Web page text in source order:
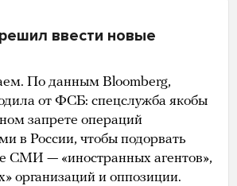
ввести новые
По данным Bloomberg,
от ФСБ: спецслужба якобы
запрете операций
в России, чтобы подорвать
СМИ — «иностранных агентов»,
организаций и оппозиции.